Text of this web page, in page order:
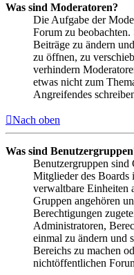
Was sind Moderatoren?
Die Aufgabe der
Forum zu
Beiträge zu ändern
zu öffnen, zu
verhindern
etwas nicht zum
Angreifendes
Nach oben
Was sind
Benutzergruppen
Mitglieder des
verwaltbare Einheiten
Gruppen angehören
Berechtigungen
Administratoren,
einmal zu ändern und
Bereichs zu machen
nichtöffentlichen